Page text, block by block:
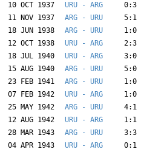
10 OCT 1937
URU - ARG 0:3
11 NOV 1937
ARG - URU 5:1
18 JUN 1938
ARG - URU 1:0
12 OCT 1938
URU - ARG 2:3
18 JUL 1940
URU - ARG 3:0
15 AUG 1940
ARG - URU 5:0
23 FEB 1941
ARG - URU 1:0
07 FEB 1942
URU - ARG 1:0
25 MAY 1942
ARG - URU 4:1
12 AUG 1942
URU - ARG 1:1
28 MAR 1943
ARG - URU 3:3
04 APR 1943
URU - ARG 0:1